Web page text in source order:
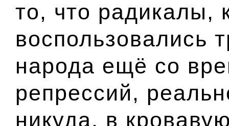
то, что радикалы,
воспользовались
народа ещё со
репрессий,
никуда, в